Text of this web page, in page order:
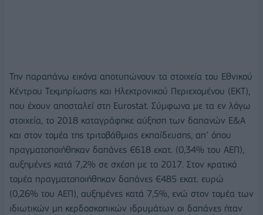
Την παραπάνω εικόνα αποτυπώνουν τα στοιχεία του Εθνικού
Κέντρου Τεκμηρίωσης και Ηλεκτρονικού Περιεχομένου (ΕΚΤ),
που έχουν αποσταλεί στη Eurostat. Σύμφωνα με τα εν λόγω
στοιχεία, το 2018 καταγράφηκε αύξηση των δαπανών Ε&Α
και στον τομέα της τριτοβάθμιας εκπαίδευσης, απ’ όπου
πραγματοποιήθηκαν δαπάνες €618 εκατ. (0,34% του ΑΕΠ),
αυξημένες κατά 7,2% σε σχέση με το 2017. Στον κρατικό
τομέα πραγματοποιήθηκαν δαπάνες €485 εκατ. ευρώ
(0,26% του ΑΕΠ), αυξημένες κατά 7,5%, ενώ στον τομέα των
ιδιωτικών μη κερδοσκοπικών ιδρυμάτων οι δαπάνες ήταν